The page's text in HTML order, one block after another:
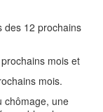
des 12 prochains
mois et
mois.
chômage, une